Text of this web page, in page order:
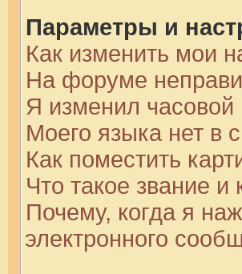
Параметры и
Как изменить мои
На форуме
Я изменил часовой
Моего языка нет в
Как поместить
Что такое звание и
Почему, когда я
электронного